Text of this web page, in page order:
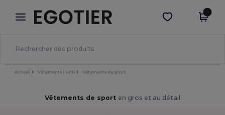
× Appli Egotier
Meilleurs prix sur l’app !
Obtenir l'appli
Accueil Vêtements | Unis Vêtements de sport
Vêtements de sport en gros et au détail